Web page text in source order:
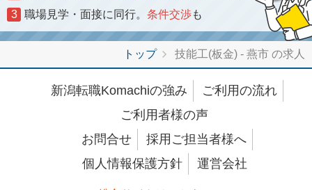
3
職場見学・面接に同行。 条件交渉も
トップ 技能工(板金) - 燕市 の求人
新潟転職Komachiの強み
ご利用の流れ
ご利用者様の声
お問合せ
採用ご担当者様へ
個人情報保護方針
運営会社